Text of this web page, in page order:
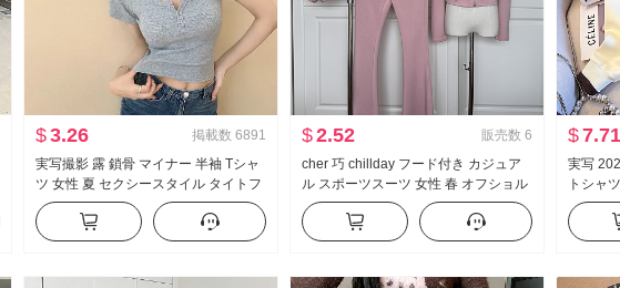
$3.26 掲載数 6891
実写撮影 露 鎖骨 マイナー 半袖 Tシャ
ツ 女性 夏 セクシースタイル タイトフ
ィット 新品 ボタン デザイン 感 ショー
ト丈 トップス
$2.52 販売数 6
cher 巧 chillday フード付き カジュア
ル スポーツスーツ 女性 春 オフショル
ダー コート ベルボトム スリーピース
$7.71
実写
トシャ
ション
効果